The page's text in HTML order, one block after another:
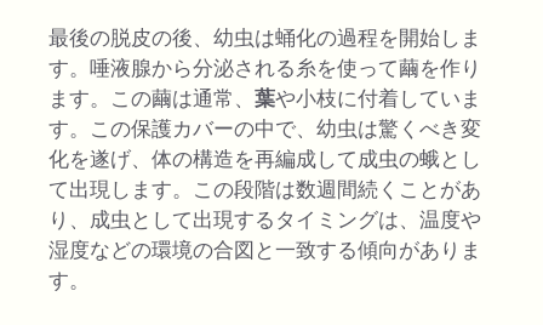
最後の脱皮の後、幼虫は蛹化の過程を開始しま
す。唾液腺から分泌される糸を使って繭を作り
ます。この繭は通常、 葉や小枝に付着していま
す。この保護カバーの中で、幼虫は驚くべき変
化を遂げ、体の構造を再編成して成虫の蛾とし
て出現します。この段階は数週間続くことがあ
り、成虫として出現するタイミングは、温度や
湿度などの環境の合図と一致する傾向がありま
す。